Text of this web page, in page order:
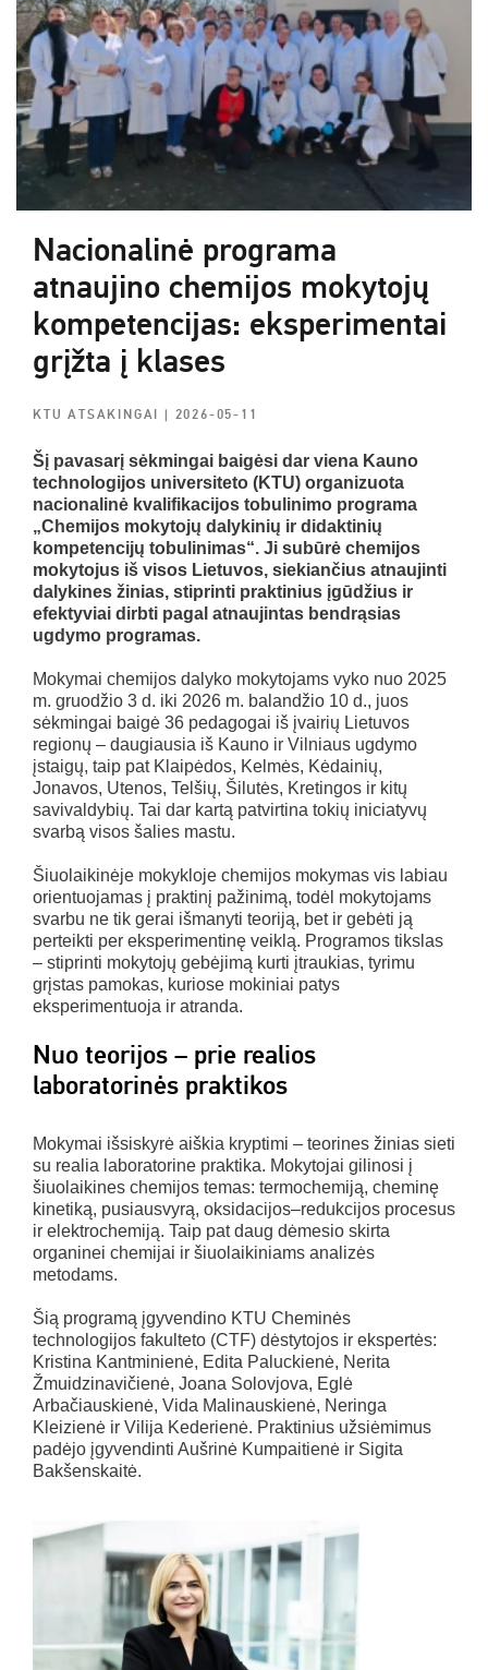
Nacionalinė programa
atnaujino chemijos mokytojų
kompetencijas: eksperimentai
grįžta į klases
KTU ATSAKINGAI| 2026-05-11
Šį pavasarį sėkmingai baigėsi dar viena Kauno
technologijos universiteto (KTU) organizuota
nacionalinė kvalifikacijos tobulinimo programa
„Chemijos mokytojų dalykinių ir didaktinių
kompetencijų tobulinimas“. Ji subūrė chemijos
mokytojus iš visos Lietuvos, siekiančius atnaujinti
dalykines žinias, stiprinti praktinius įgūdžius ir
efektyviai dirbti pagal atnaujintas bendrąsias
ugdymo programas.
Mokymai chemijos dalyko mokytojams vyko nuo 2025
m. gruodžio 3 d. iki 2026 m. balandžio 10 d., juos
sėkmingai baigė 36 pedagogai iš įvairių Lietuvos
regionų – daugiausia iš Kauno ir Vilniaus ugdymo
įstaigų, taip pat Klaipėdos, Kelmės, Kėdainių,
Jonavos, Utenos, Telšių, Šilutės, Kretingos ir kitų
savivaldybių. Tai dar kartą patvirtina tokių iniciatyvų
svarbą visos šalies mastu.
Šiuolaikinėje mokykloje chemijos mokymas vis labiau
orientuojamas į praktinį pažinimą, todėl mokytojams
svarbu ne tik gerai išmanyti teoriją, bet ir gebėti ją
perteikti per eksperimentinę veiklą. Programos tikslas
– stiprinti mokytojų gebėjimą kurti įtraukias, tyrimu
grįstas pamokas, kuriose mokiniai patys
eksperimentuoja ir atranda.
Nuo teorijos – prie realios
laboratorinės praktikos
Mokymai išsiskyrė aiškia kryptimi – teorines žinias sieti
su realia laboratorine praktika. Mokytojai gilinosi į
šiuolaikines chemijos temas: termochemiją, cheminę
kinetiką, pusiausvyrą, oksidacijos–redukcijos procesus
ir elektrochemiją. Taip pat daug dėmesio skirta
organinei chemijai ir šiuolaikiniams analizės
metodams.
Šią programą įgyvendino KTU Cheminės
technologijos fakulteto (CTF) dėstytojos ir ekspertės:
Kristina Kantminienė, Edita Paluckienė, Nerita
Žmuidzinavičienė, Joana Solovjova, Eglė
Arbačiauskienė, Vida Malinauskienė, Neringa
Kleizienė ir Vilija Kederienė. Praktinius užsiėmimus
padėjo įgyvendinti Aušrinė Kumpaitienė ir Sigita
Bakšenskaitė.